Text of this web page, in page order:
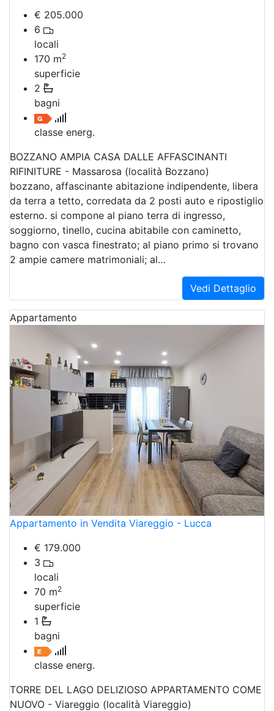
€ 205.000
6
locali
170 m2
superficie
2
bagni
classe energ.
BOZZANO AMPIA CASA DALLE AFFASCINANTI
RIFINITURE - Massarosa (località Bozzano)
bozzano, affascinante abitazione indipendente, libera
da terra a tetto, corredata da 2 posti auto e ripostiglio
esterno. si compone al piano terra di ingresso,
soggiorno, tinello, cucina abitabile con caminetto,
bagno con vasca finestrato; al piano primo si trovano
2 ampie camere matrimoniali; al…
Vedi Dettaglio
Appartamento
Appartamento in Vendita Viareggio - Lucca
€ 179.000
3
locali
70 m2
superficie
1
bagni
classe energ.
TORRE DEL LAGO DELIZIOSO APPARTAMENTO COME
NUOVO - Viareggio (località Viareggio)